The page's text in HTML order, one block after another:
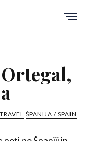
ŠPANIJA / SPAIN